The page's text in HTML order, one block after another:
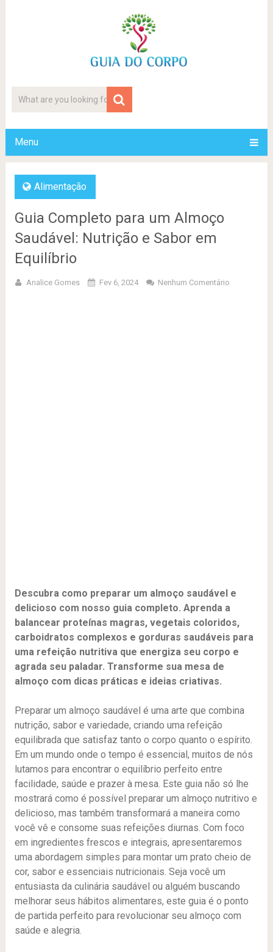
Menu
Alimentação
Guia Completo para um Almoço
Saudável: Nutrição e Sabor em
Equilíbrio
Analice Gomes Fev 6, 2024 Nenhum Comentário
Descubra como preparar um almoço saudável e
delicioso com nosso guia completo. Aprenda a
balancear proteínas magras, vegetais coloridos,
carboidratos complexos e gorduras saudáveis para
uma refeição nutritiva que energiza seu corpo e
agrada seu paladar. Transforme sua mesa de
almoço com dicas práticas e ideias criativas.
Preparar um almoço saudável é uma arte que combina
nutrição, sabor e variedade, criando uma refeição
equilibrada que satisfaz tanto o corpo quanto o espírito.
Em um mundo onde o tempo é essencial, muitos de nós
lutamos para encontrar o equilíbrio perfeito entre
facilidade, saúde e prazer à mesa. Este guia não só lhe
mostrará como é possível preparar um almoço nutritivo e
delicioso, mas também transformará a maneira como
você vê e consome suas refeições diurnas. Com foco
em ingredientes frescos e integrais, apresentaremos
uma abordagem simples para montar um prato cheio de
cor, sabor e essenciais nutricionais. Seja você um
entusiasta da culinária saudável ou alguém buscando
melhorar seus hábitos alimentares, este guia é o ponto
de partida perfeito para revolucionar seu almoço com
saúde e alegria.